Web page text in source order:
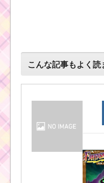
こんな記事もよく読